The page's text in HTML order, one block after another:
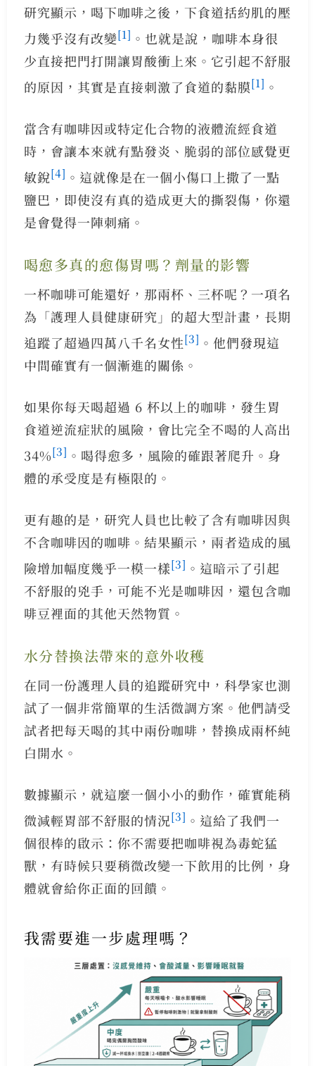
研究顯示，喝下咖啡之後，下食道括約肌的壓
力幾乎沒有改變[1] 。也就是說，咖啡本身很
少直接把門打開讓胃酸衝上來。它引起不舒服
的原因，其實是直接刺激了食道的黏膜[1] 。
當含有咖啡因或特定化合物的液體流經食道
時，會讓本來就有點發炎、脆弱的部位感覺更
敏銳[4] 。這就像是在一個小傷口上撒了一點
鹽巴，即使沒有真的造成更大的撕裂傷，你還
是會覺得一陣刺痛。
喝愈多真的愈傷胃嗎？劑量的影響
一杯咖啡可能還好，那兩杯、三杯呢？一項名
為「護理人員健康研究」的超大型計畫，長期
追蹤了超過四萬八千名女性[3] 。他們發現這
中間確實有一個漸進的關係。
如果你每天喝超過 6 杯以上的咖啡，發生胃
食道逆流症狀的風險，會比完全不喝的人高出
34%[3] 。喝得愈多，風險的確跟著爬升。身
體的承受度是有極限的。
更有趣的是，研究人員也比較了含有咖啡因與
不含咖啡因的咖啡。結果顯示，兩者造成的風
險增加幅度幾乎一模一樣[3] 。這暗示了引起
不舒服的兇手，可能不光是咖啡因，還包含咖
啡豆裡面的其他天然物質。
水分替換法帶來的意外收穫
在同一份護理人員的追蹤研究中，科學家也測
試了一個非常簡單的生活微調方案。他們請受
試者把每天喝的其中兩份咖啡，替換成兩杯純
白開水。
數據顯示，就這麼一個小小的動作，確實能稍
微減輕胃部不舒服的情況[3] 。這給了我們一
個很棒的啟示：你不需要把咖啡視為毒蛇猛
獸，有時候只要稍微改變一下飲用的比例，身
體就會給你正面的回饋。
我需要進一步處理嗎？